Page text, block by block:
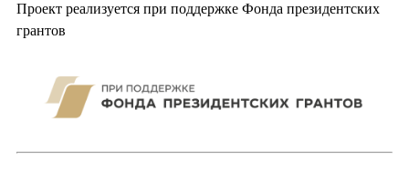
Проект реализуется при поддержке Фонда президентских
грантов